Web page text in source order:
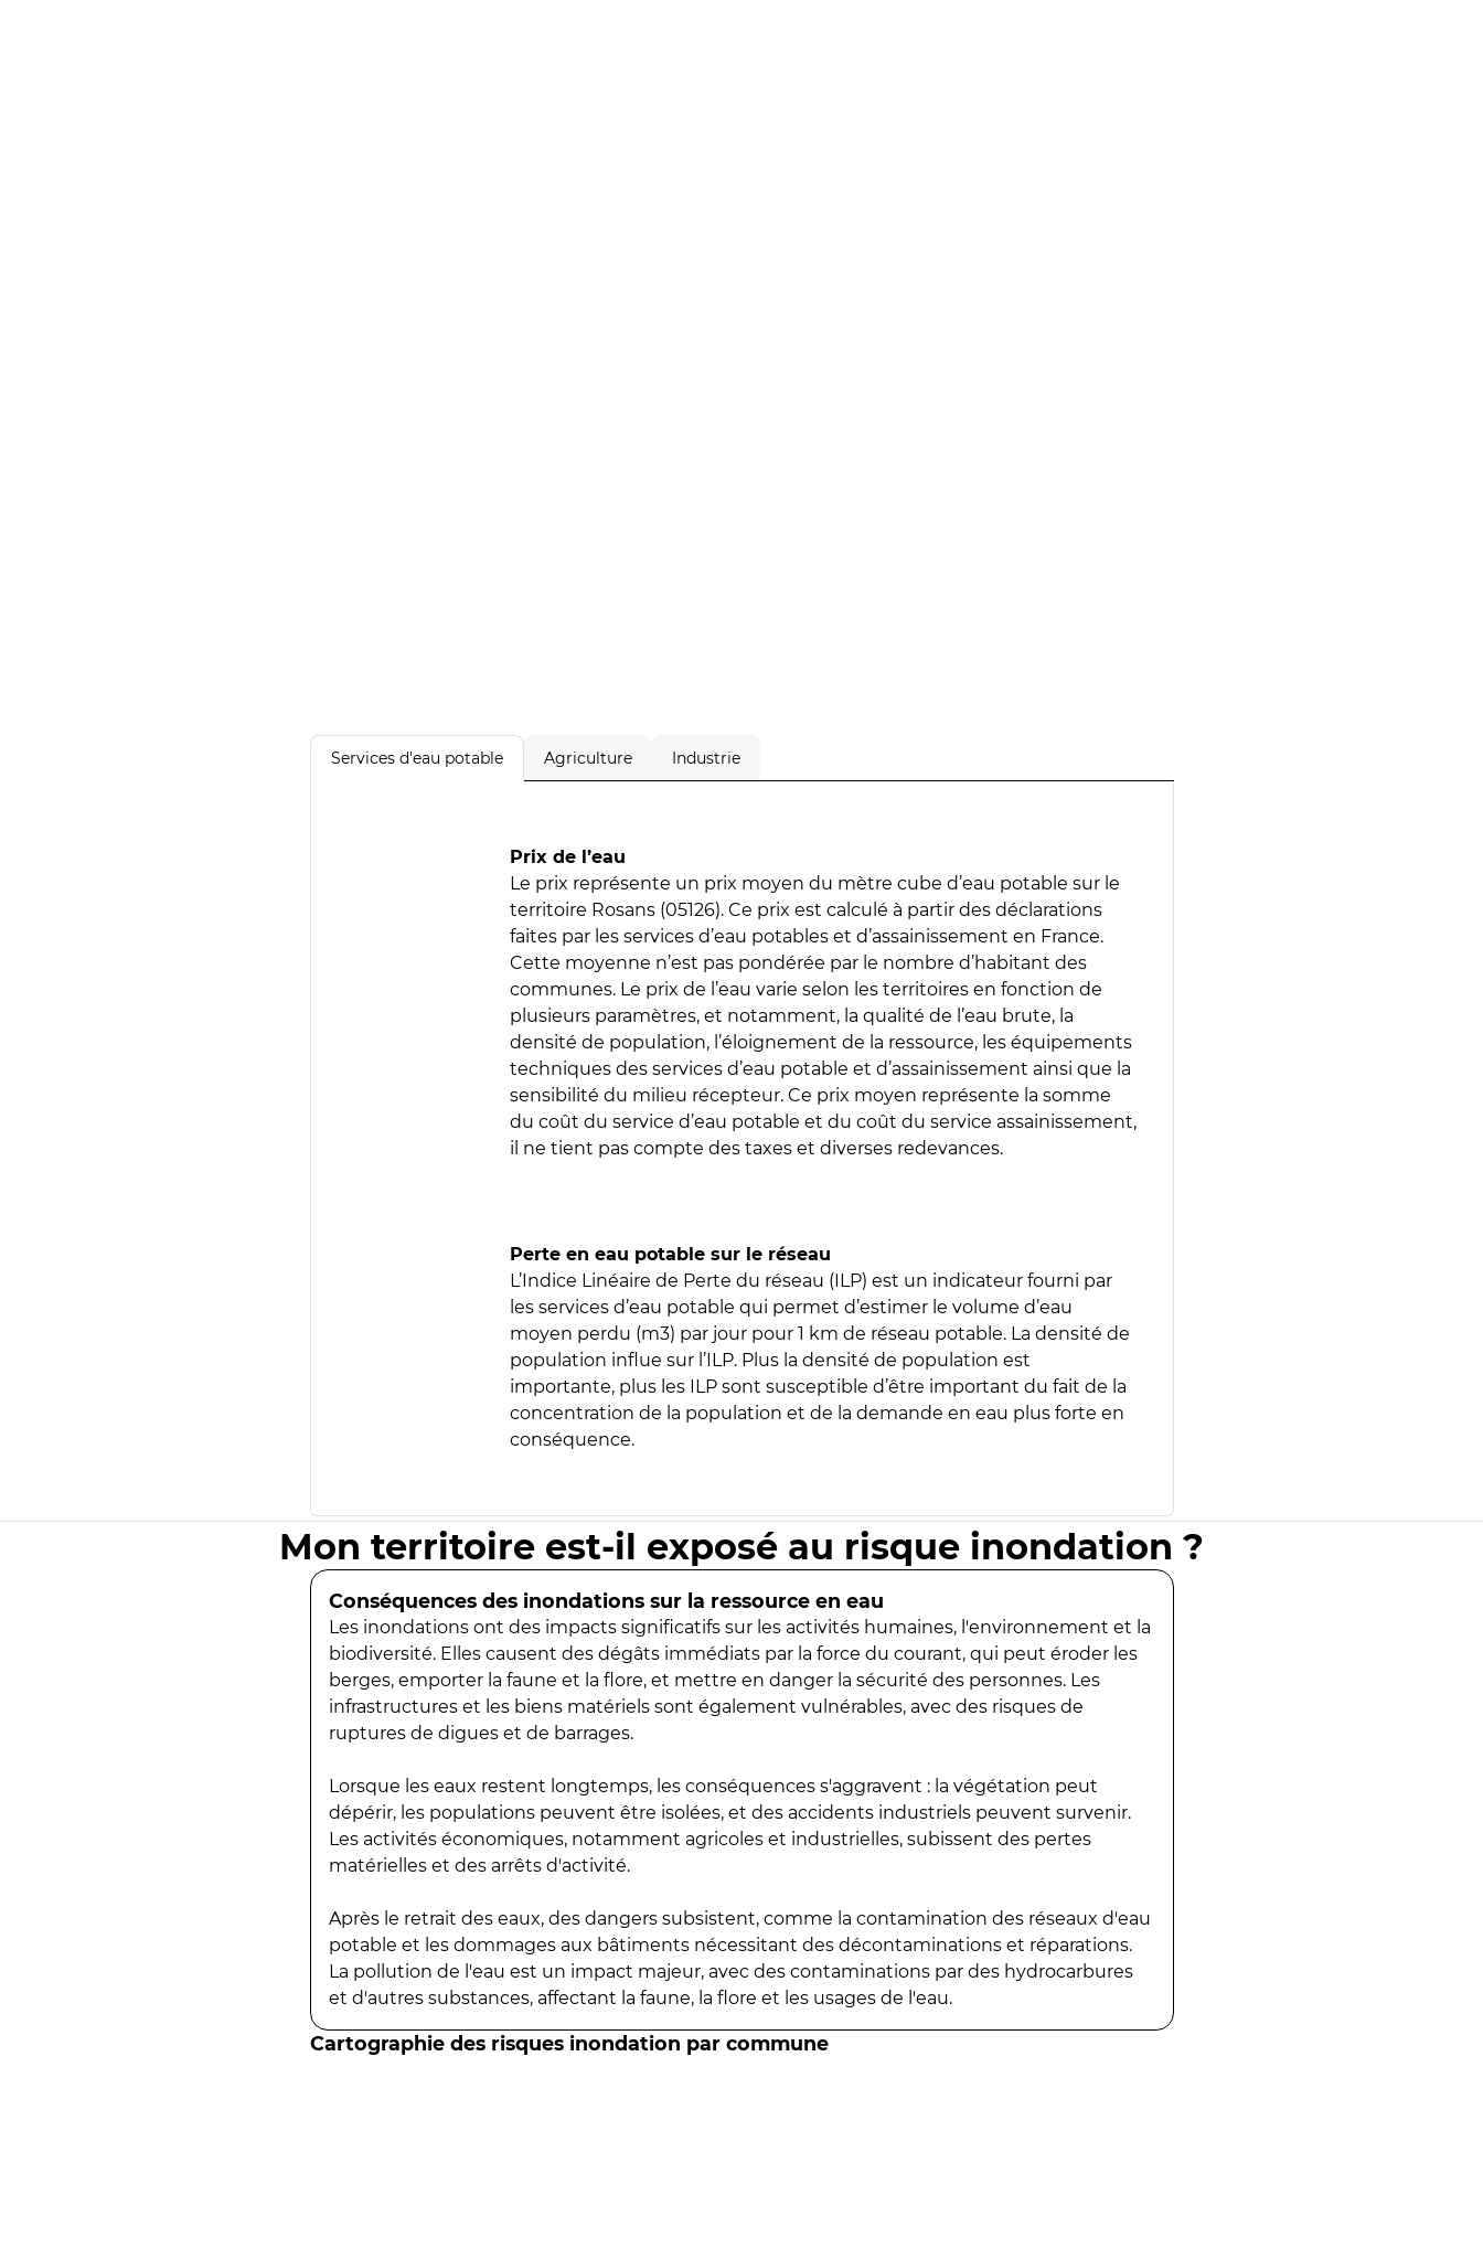
Services d'eau potable Agriculture Industrie
Prix de l’eau
Le prix représente un prix moyen du mètre cube d’eau potable sur le
territoire Rosans (05126). Ce prix est calculé à partir des déclarations
faites par les services d’eau potables et d’assainissement en France.
Cette moyenne n’est pas pondérée par le nombre d’habitant des
communes. Le prix de l’eau varie selon les territoires en fonction de
plusieurs paramètres, et notamment, la qualité de l’eau brute, la
densité de population, l’éloignement de la ressource, les équipements
techniques des services d’eau potable et d’assainissement ainsi que la
sensibilité du milieu récepteur. Ce prix moyen représente la somme
du coût du service d’eau potable et du coût du service assainissement,
il ne tient pas compte des taxes et diverses redevances.
Perte en eau potable sur le réseau
L’Indice Linéaire de Perte du réseau (ILP) est un indicateur fourni par
les services d’eau potable qui permet d’estimer le volume d’eau
moyen perdu (m3) par jour pour 1 km de réseau potable. La densité de
population influe sur l’ILP. Plus la densité de population est
importante, plus les ILP sont susceptible d’être important du fait de la
concentration de la population et de la demande en eau plus forte en
conséquence.
Mon territoire est-il exposé au risque inondation ?
Conséquences des inondations sur la ressource en eau
Les inondations ont des impacts significatifs sur les activités humaines, l'environnement et la
biodiversité. Elles causent des dégâts immédiats par la force du courant, qui peut éroder les
berges, emporter la faune et la flore, et mettre en danger la sécurité des personnes. Les
infrastructures et les biens matériels sont également vulnérables, avec des risques de
ruptures de digues et de barrages.
Lorsque les eaux restent longtemps, les conséquences s'aggravent : la végétation peut
dépérir, les populations peuvent être isolées, et des accidents industriels peuvent survenir.
Les activités économiques, notamment agricoles et industrielles, subissent des pertes
matérielles et des arrêts d'activité.
Après le retrait des eaux, des dangers subsistent, comme la contamination des réseaux d'eau
potable et les dommages aux bâtiments nécessitant des décontaminations et réparations.
La pollution de l'eau est un impact majeur, avec des contaminations par des hydrocarbures
et d'autres substances, affectant la faune, la flore et les usages de l'eau.
Cartographie des risques inondation par commune